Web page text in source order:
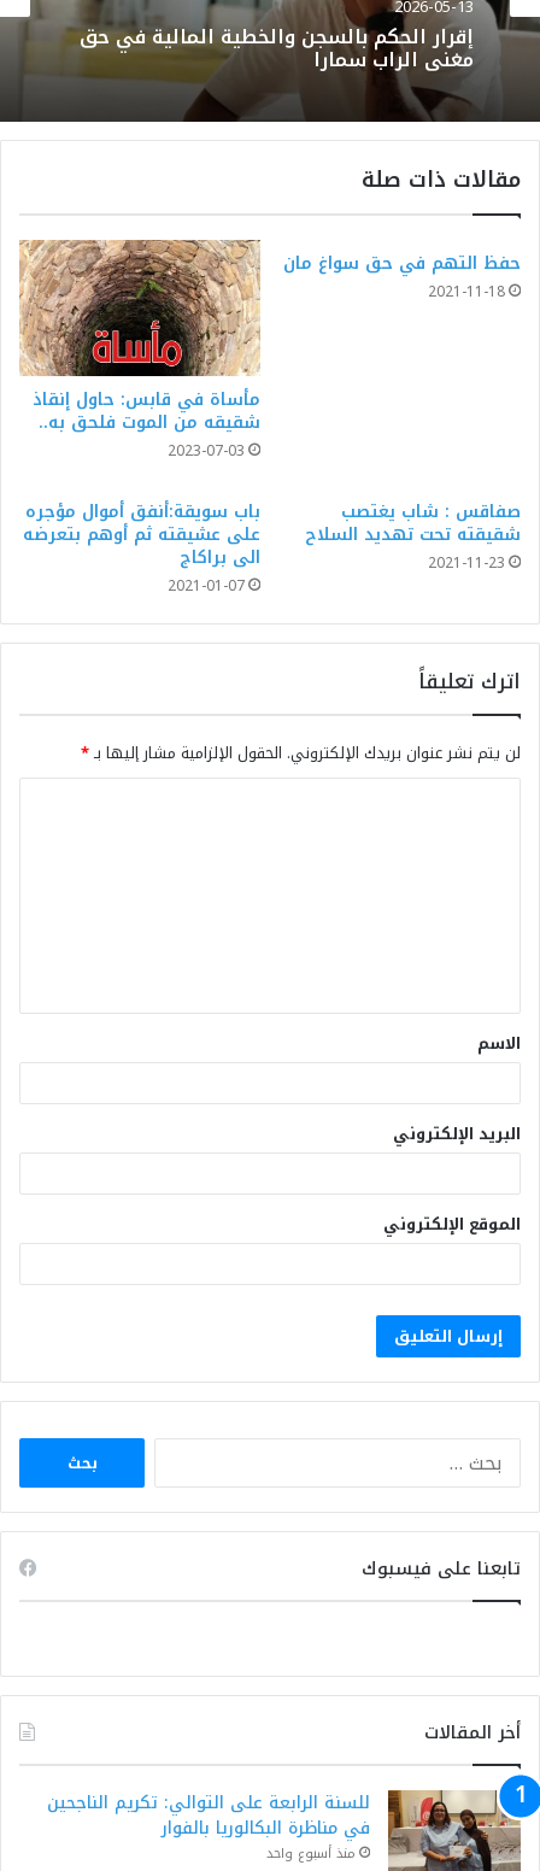
2026-05-13
إقرار الحكم بالسجن والخطية المالية في حق
مغني الراب سمارا
مقالات ذات صلة
حفظ التهم في حق سواغ مان
2021-11-18
مأساة في قابس: حاول إنقاذ
شقيقه من الموت فلحق به..
2023-07-03
صفاقس : شاب يغتصب
شقيقته تحت تهديد السلاح
2021-11-23
باب سويقة:أنفق أموال مؤجره
على عشيقته ثم أوهم بتعرضه
الى براكاج
2021-01-07
اترك تعليقاً
لن يتم نشر عنوان بريدك الإلكتروني. الحقول الإلزامية مشار إليها بـ*
الاسم
البريد الإلكتروني
الموقع الإلكتروني
البحث
تابعنا على فيسبوك
أخر المقالات
للسنة الرابعة على التوالي: تكريم الناجحين
في مناظرة البكالوريا بالفوار
منذ أسبوع واحد